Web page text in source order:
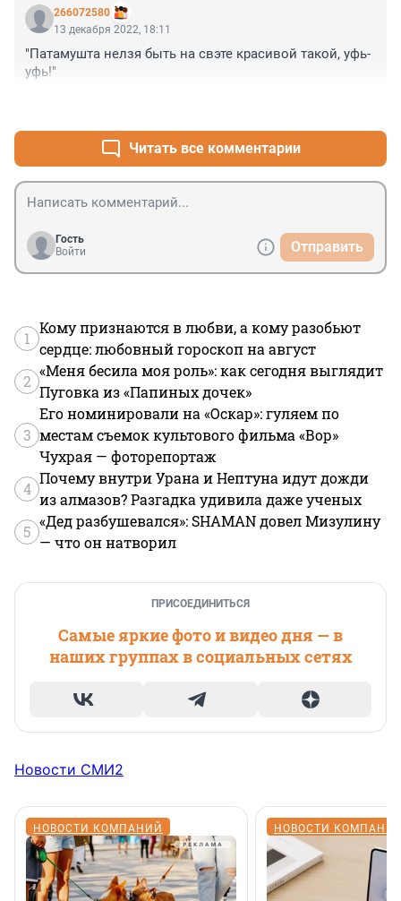
прессе?? Полный абсурд!!
266072580
13 декабря 2022, 18:11
"Патамушта нелзя быть на свэте красивой такой, уфь-
уфь!"
Читать все комментарии
Гость
Войти
Отправить
1
Кому признаются в любви, а кому разобьют
сердце: любовный гороскоп на август
2
«Меня бесила моя роль»: как сегодня выглядит
Пуговка из «Папиных дочек»
3
Его номинировали на «Оскар»: гуляем по
местам съемок культового фильма «Вор»
Чухрая — фоторепортаж
4
Почему внутри Урана и Нептуна идут дожди
из алмазов? Разгадка удивила даже ученых
5
«Дед разбушевался»: SHAMAN довел Мизулину
— что он натворил
ПРИСОЕДИНИТЬСЯ
Самые яркие фото и видео дня — в
наших группах в социальных сетях
Новости СМИ2
НОВОСТИ КОМПАНИЙ НОВОСТИ